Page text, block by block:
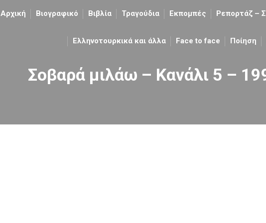
Αρχική Βιογραφικό Βιβλία Τραγούδια Εκπομπές Ρεπορτάζ –
Ελληνοτουρκικά και άλλα Face to face Ποίηση
Σοβαρά μιλάω – Κανάλι 5 –